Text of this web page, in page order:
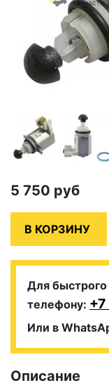
5 750 руб
Для быстрого
телефону:
Или в
Описание